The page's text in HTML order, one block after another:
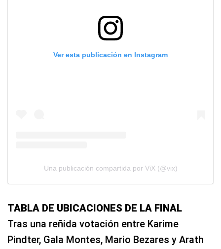
Ver esta publicación en Instagram
Una publicación compartida por ViX (@vix)
TABLA DE UBICACIONES DE LA FINAL
Tras una reñida votación entre Karime
Pindter, Gala Montes, Mario Bezares y Arath